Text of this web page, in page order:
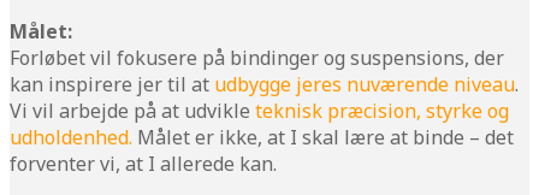
Målet:
Forløbet vil fokusere på bindinger og suspensions, der
kan inspirere jer til at udbygge jeres nuværende niveau.
Vi vil arbejde på at udvikle teknisk præcision, styrke og
udholdenhed. Målet er ikke, at I skal lære at binde – det
forventer vi, at I allerede kan.